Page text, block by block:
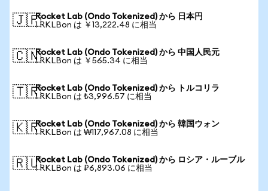
🇯🇵Rocket Lab (Ondo Tokenized) から 日本円
1 RKLBon は ￥13,222.48 に相当
🇨🇳Rocket Lab (Ondo Tokenized) から 中国人民元
1 RKLBon は ￥565.34 に相当
🇹🇷Rocket Lab (Ondo Tokenized) から トルコリラ
1 RKLBon は ₺3,996.57 に相当
🇰🇷Rocket Lab (Ondo Tokenized) から 韓国ウォン
1 RKLBon は ₩117,967.08 に相当
🇷🇺Rocket Lab (Ondo Tokenized) から ロシア・ルーブル
1 RKLBon は ₽6,893.06 に相当